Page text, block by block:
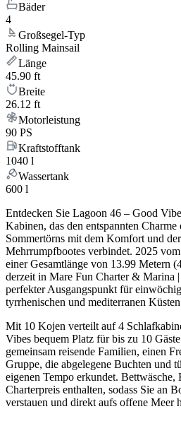
Bäder
4
Großsegel-Typ
Rolling Mainsail
Länge
45.90 ft
Breite
26.12 ft
Motorleistung
90 PS
Kraftstofftank
1040 l
Wassertank
600 l
Entdecken Sie Lagoon 46 – Good
Kabinen, das den entspannten Charme
Sommertörns mit dem Komfort und
Mehrrumpfbootes verbindet. 2025
einer Gesamtlänge von 13.99 Metern
derzeit in Mare Fun Charter &
perfekter Ausgangspunkt für
tyrrhenischen und mediterranen
Mit 10 Kojen verteilt auf 4
Vibes bequem Platz für bis zu 10
gemeinsam reisende Familien, einen
Gruppe, die abgelegene Buchten und
eigenen Tempo erkundet.
Charterpreis enthalten, sodass Sie an
verstauen und direkt aufs offene Meer